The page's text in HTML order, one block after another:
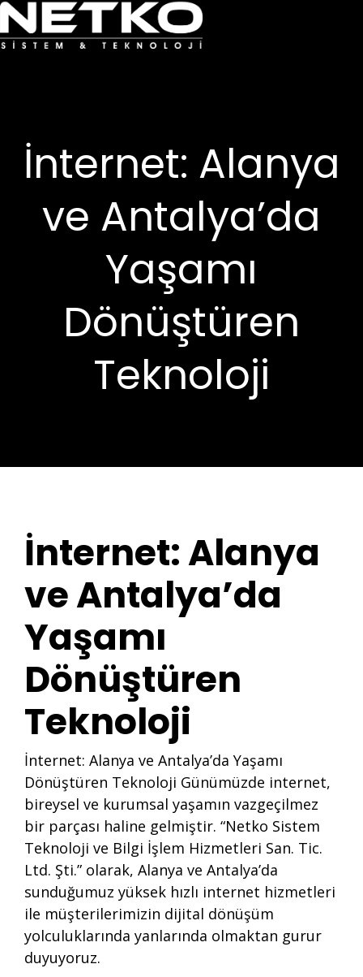
İnternet: Alanya
ve Antalya’da
Yaşamı
Dönüştüren
Teknoloji
İnternet: Alanya
ve Antalya’da
Yaşamı
Dönüştüren
Teknoloji
İnternet: Alanya ve Antalya’da Yaşamı
Dönüştüren Teknoloji Günümüzde internet,
bireysel ve kurumsal yaşamın vazgeçilmez
bir parçası haline gelmiştir. “Netko Sistem
Teknoloji ve Bilgi İşlem Hizmetleri San. Tic.
Ltd. Şti.” olarak, Alanya ve Antalya’da
sunduğumuz yüksek hızlı internet hizmetleri
ile müşterilerimizin dijital dönüşüm
yolculuklarında yanlarında olmaktan gurur
duyuyoruz.